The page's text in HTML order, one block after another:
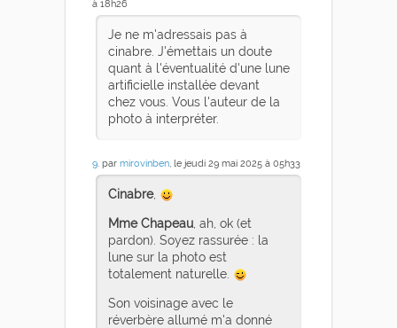
à 18h26
Je ne m'adressais pas à
cinabre. J'émettais un doute
quant à l'éventualité d'une lune
artificielle installée devant
chez vous. Vous l'auteur de la
photo à interpréter.
9. par mirovinben, le jeudi 29 mai 2025 à 05h33
Cinabre,
Mme Chapeau, ah, ok (et
pardon). Soyez rassurée : la
lune sur la photo est
totalement naturelle.
Son voisinage avec le
réverbère allumé m'a donné